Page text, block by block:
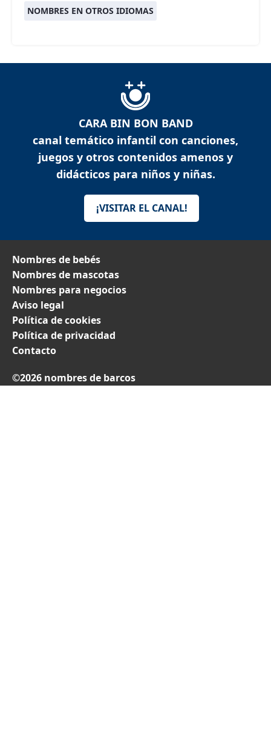
NOMBRES EN OTROS IDIOMAS
CARA BIN BON BAND
canal temático infantil con canciones,
juegos y otros contenidos amenos y
didácticos para niños y niñas.
¡VISITAR EL CANAL!
Nombres de bebés
Nombres de mascotas
Nombres para negocios
Aviso legal
Política de cookies
Política de privacidad
Contacto
©2026 nombres de barcos